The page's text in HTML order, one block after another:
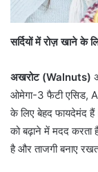
सर्दियों में रोज़ खाने के
अखरोट (Walnuts)
ओमेगा-3 फैटी एसिड,
के लिए बेहद फायदेमंद
को बढ़ाने में मदद करता
है और ताजगी बनाए